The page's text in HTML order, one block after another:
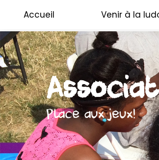
Accueil Venir à la
Place aux jeux!